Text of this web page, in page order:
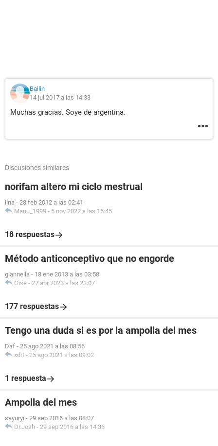
Bailin
14 jul 2017 a las 14:33
Muchas gracias. Soye de argentina.
Discusiones similares
norifam altero mi ciclo mestrual
lina - 28 feb 2012 a las 02:41
Manu_1999 - 5 nov 2022 a las 15:45
18 respuestas
Método anticonceptivo que no engorde
giannella - 18 ene 2013 a las 03:58
Gise - 27 abr 2023 a las 23:07
177 respuestas
Tengo una duda si es por la ampolla del mes
Daf - 25 ago 2021 a las 08:56
xdrt - 25 ago 2021 a las 09:02
1 respuesta
Ampolla del mes
sayuryi - 29 sep 2016 a las 08:07
Dr.Josh - 29 sep 2016 a las 14:36